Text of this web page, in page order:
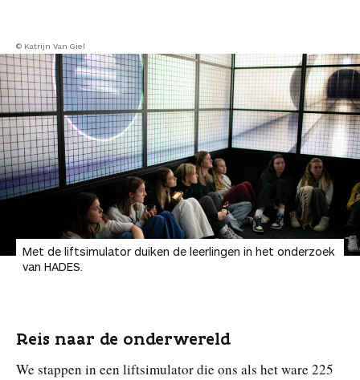
© Katrijn Van Giel
Met de liftsimulator duiken de leerlingen in het onderzoek
van HADES.
Reis naar de onderwereld
We stappen in een liftsimulator die ons als het ware 225